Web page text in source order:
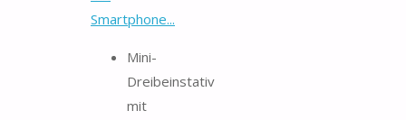
Smartphone...
Mini-
Dreibeinstativ
mit